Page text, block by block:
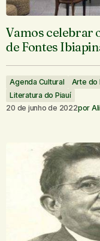
Vamos celebrar
de Fontes
Agenda Cultural Arte do
Literatura do Piauí
20 de junho de 2022por